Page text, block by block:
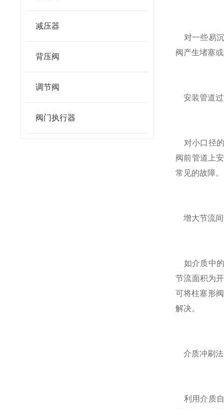
减压器
背压阀
调节阀
阀门执行器
对一些易沉
阀产生堵塞
安装管道过
对小口径
阀前管道上
常见的故障
增大节流
如介质中的
节流面积为
可将柱塞形
解决。
介质冲刷法
利用介质自